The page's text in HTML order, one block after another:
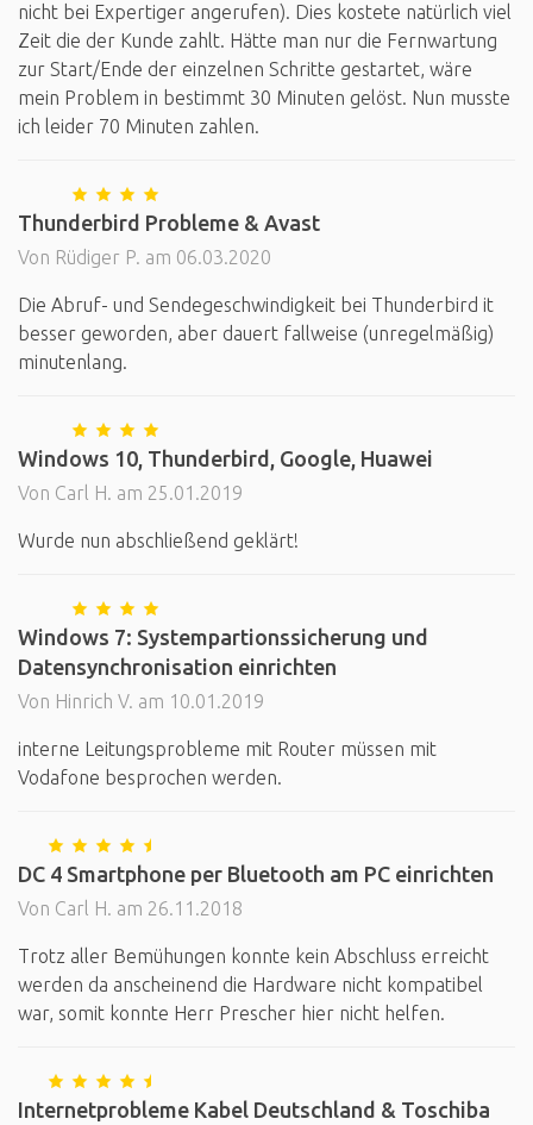
nicht bei Expertiger angerufen). Dies kostete natürlich viel
Zeit die der Kunde zahlt. Hätte man nur die Fernwartung
zur Start/Ende der einzelnen Schritte gestartet, wäre
mein Problem in bestimmt 30 Minuten gelöst. Nun musste
ich leider 70 Minuten zahlen.
Thunderbird Probleme & Avast
Von Rüdiger P. am 06.03.2020
Die Abruf- und Sendegeschwindigkeit bei Thunderbird it
besser geworden, aber dauert fallweise (unregelmäßig)
minutenlang.
Windows 10, Thunderbird, Google, Huawei
Von Carl H. am 25.01.2019
Wurde nun abschließend geklärt!
Windows 7: Systempartionssicherung und
Datensynchronisation einrichten
Von Hinrich V. am 10.01.2019
interne Leitungsprobleme mit Router müssen mit
Vodafone besprochen werden.
DC 4 Smartphone per Bluetooth am PC einrichten
Von Carl H. am 26.11.2018
Trotz aller Bemühungen konnte kein Abschluss erreicht
werden da anscheinend die Hardware nicht kompatibel
war, somit konnte Herr Prescher hier nicht helfen.
Internetprobleme Kabel Deutschland & Toschiba